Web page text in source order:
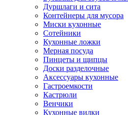
Дуршлаги и сита
Контейнеры для мусора
Миски кухонные
Сотейники
Кухонные ложки
Мерная посуда
Пинцеты и щипцы
Доски разделочные
Аксессуары кухонные
Гастроемкости
Кастрюли
Венчики
Кухонные вилки